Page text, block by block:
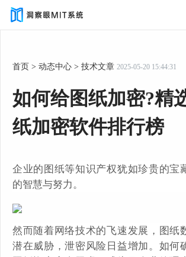
首页 > 动态中心 > 技术文章 2025-05-20 15:44:31
如何给图纸加密?精
纸加密软件排行榜
企业的图纸等知识产权犹如珍贵的宝
的智慧与努力。
然而随着网络技术的飞速发展，图纸
潜在威胁，泄密风险日益增加。如何